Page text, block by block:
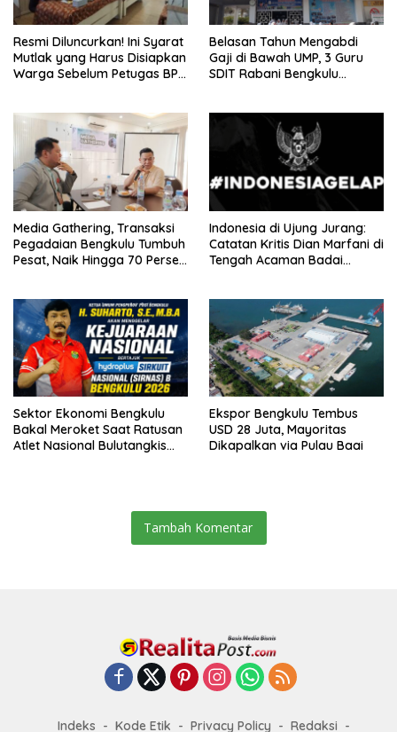
Resmi Diluncurkan! Ini Syarat
Mutlak yang Harus Disiapkan
Warga Sebelum Petugas BPN
Belasan Tahun Mengabdi
Gaji di Bawah UMP, 3 Guru
SDIT Rabani Bengkulu
Media Gathering, Transaksi
Pegadaian Bengkulu Tumbuh
Pesat, Naik Hingga 70 Persen
Indonesia di Ujung Jurang:
Catatan Kritis Dian Marfani di
Tengah Acaman Badai
Sektor Ekonomi Bengkulu
Bakal Meroket Saat Ratusan
Atlet Nasional Bulutangkis
Ekspor Bengkulu Tembus
USD 28 Juta, Mayoritas
Dikapalkan via Pulau Baai
Tambah Komentar
Indeks Kode Etik Privacy Policy Redaksi